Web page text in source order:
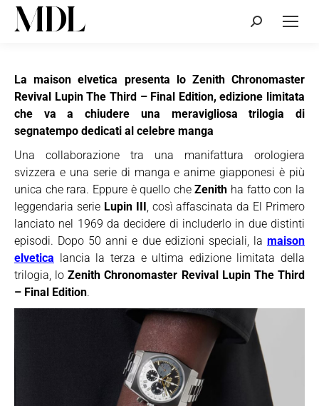
Cerca:
La maison elvetica presenta lo Zenith Chronomaster
Revival Lupin The Third – Final Edition, edizione limitata
che va a chiudere una meravigliosa trilogia di
segnatempo dedicati al celebre manga
Una collaborazione tra una manifattura orologiera
svizzera e una serie di manga e anime giapponesi è più
unica che rara. Eppure è quello cheZenith ha fatto con la
leggendaria serie Lupin III, così affascinata da El Primero
lanciato nel 1969 da decidere di includerlo in due distinti
episodi. Dopo 50 anni e due edizioni speciali, la maison
elvetica lancia la terza e ultima edizione limitata della
trilogia, loZenith Chronomaster Revival Lupin The Third
– Final Edition.